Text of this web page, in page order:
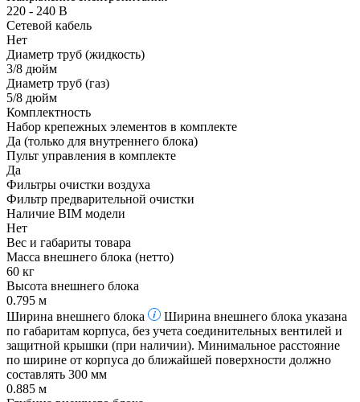
220 - 240 В
Сетевой кабель
Нет
Диаметр труб (жидкость)
3/8 дюйм
Диаметр труб (газ)
5/8 дюйм
Комплектность
Набор крепежных элементов в комплекте
Да (только для внутреннего блока)
Пульт управления в комплекте
Да
Фильтры очистки воздуха
Фильтр предварительной очистки
Наличие BIM модели
Нет
Вес и габариты товара
Масса внешнего блока (нетто)
60 кг
Высота внешнего блока
0.795 м
Ширина внешнего блока
Ширина внешнего блока указана
по габаритам корпуса, без учета соединительных вентилей и
защитной крышки (при наличии). Минимальное расстояние
по ширине от корпуса до ближайшей поверхности должно
составлять 300 мм
0.885 м